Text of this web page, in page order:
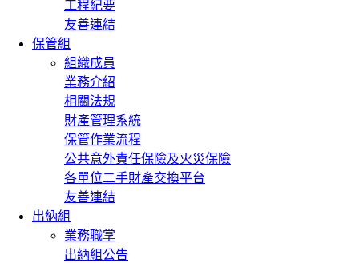
工程紀要
友善連結
保管組
組織成員
業務介紹
相關法規
財產管理系統
保管作業流程
公共意外責任保險及火災保險
各單位二手財產交換平台
友善連結
出納組
業務職掌
出納組公告